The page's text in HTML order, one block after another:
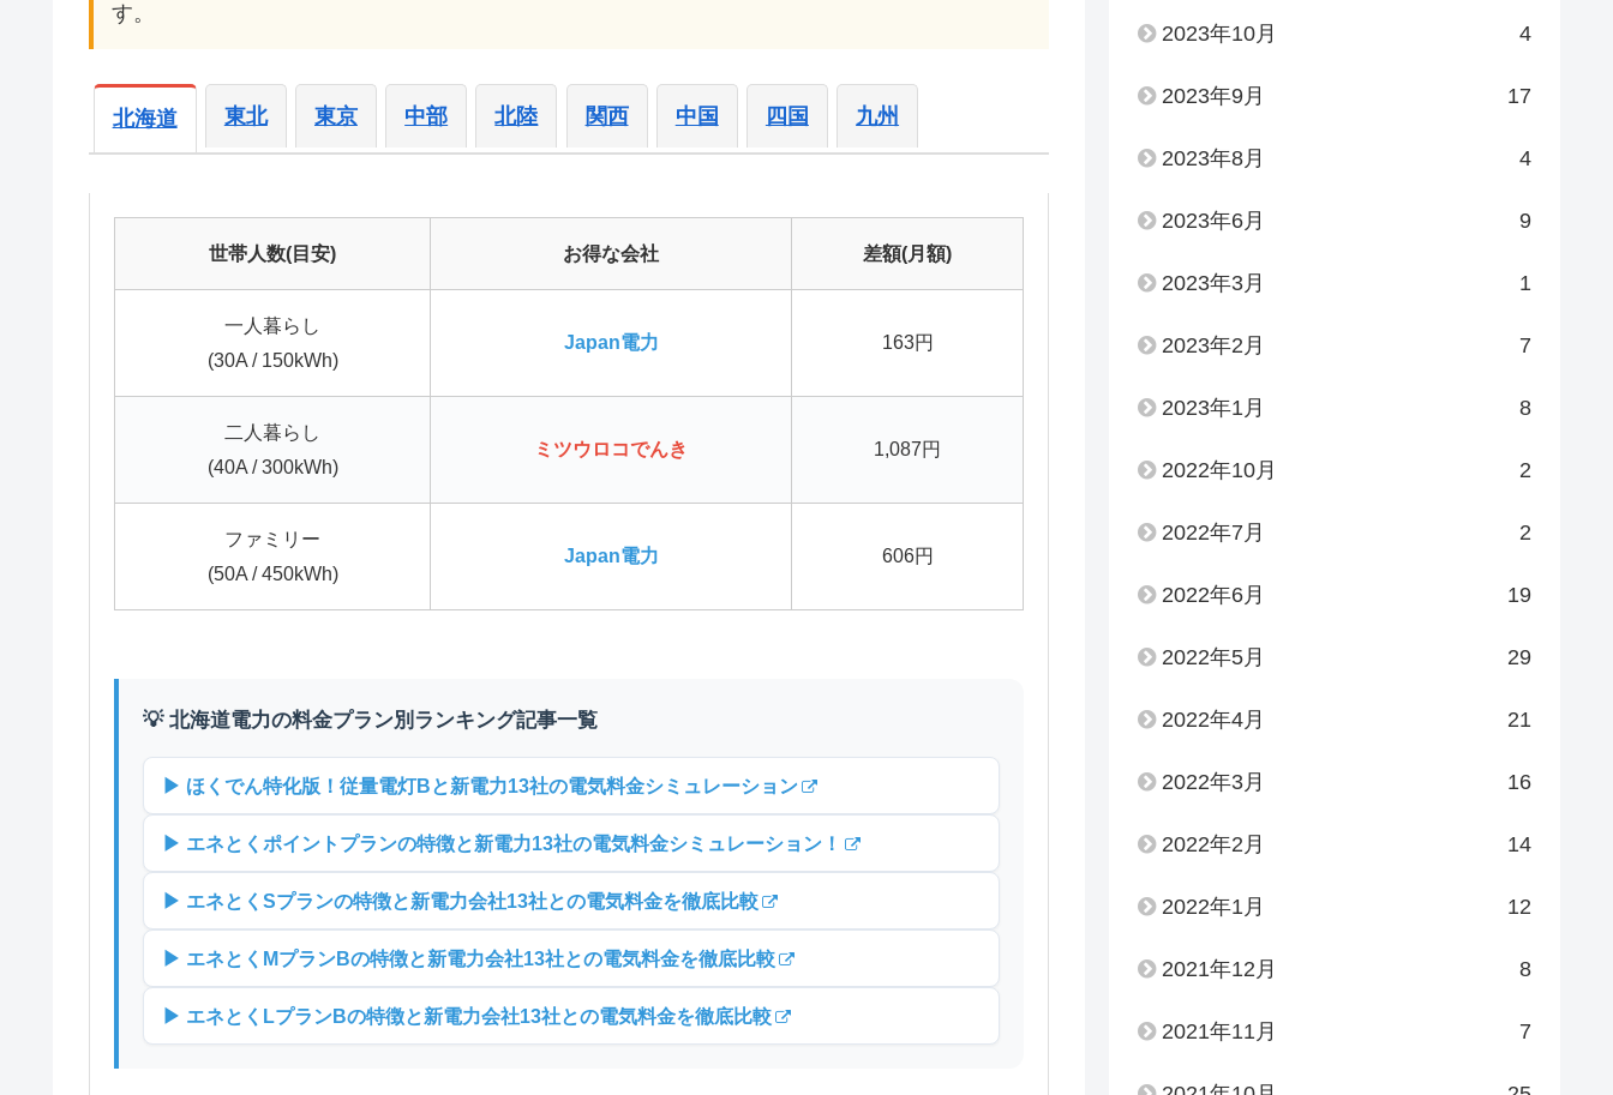
す。
北海道 東北 東京 中部 北陸 関西 中国 四国 九州
世帯人数(目安) お得な会社 差額(月額)
一人暮らし
(30A / 150kWh)
Japan電力 163円
二人暮らし
(40A / 300kWh)
ミツウロコでんき 1,087円
ファミリー
(50A / 450kWh)
Japan電力 606円
💡 北海道電力の料金プラン別ランキング記事一覧
▶ ほくでん特化版！従量電灯Bと新電力13社の電気料金シミュレーション
▶ エネとくポイントプランの特徴と新電力13社の電気料金シミュレーション！
▶ エネとくSプランの特徴と新電力会社13社との電気料金を徹底比較
▶ エネとくMプランBの特徴と新電力会社13社との電気料金を徹底比較
▶ エネとくLプランBの特徴と新電力会社13社との電気料金を徹底比較
2023年10月 4
2023年9月 17
2023年8月 4
2023年6月 9
2023年3月 1
2023年2月 7
2023年1月 8
2022年10月 2
2022年7月 2
2022年6月 19
2022年5月 29
2022年4月 21
2022年3月 16
2022年2月 14
2022年1月 12
2021年12月 8
2021年11月 7